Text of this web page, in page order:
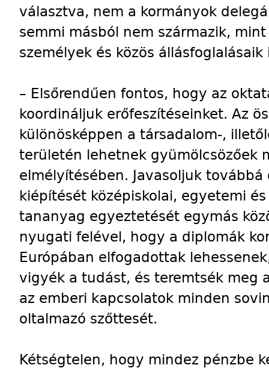
választva, nem a kormányok
semmi másból nem származik,
személyek és közös
– Elsőrendűen fontos, hogy az
koordináljuk erőfeszítéseinket. Az
különösképpen a társadalom-,
területén lehetnek gyümölcsözőek
elmélyítésében. Javasoljuk
kiépítését középiskolai, egyetemi
tananyag egyeztetését egymás
nyugati felével, hogy a diplomák
Európában elfogadottak
vigyék a tudást, és teremtsék meg
az emberi kapcsolatok minden
oltalmazó szőttesét.
Kétségtelen, hogy mindez pénzbe